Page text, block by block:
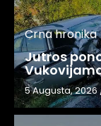
Crna hronika
Jutros
5 Augusta, 2026